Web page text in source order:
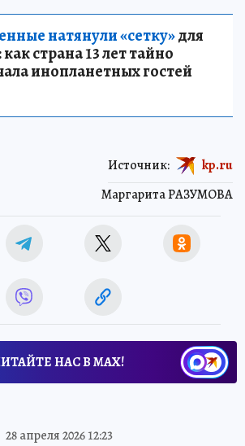
натянули «сетку»для
страна 13 лет тайно
инопланетных гостей
Маргарита РАЗУМОВА
Источник: kp.ru
НАС В МАХ!
28 апреля 2026 12:23